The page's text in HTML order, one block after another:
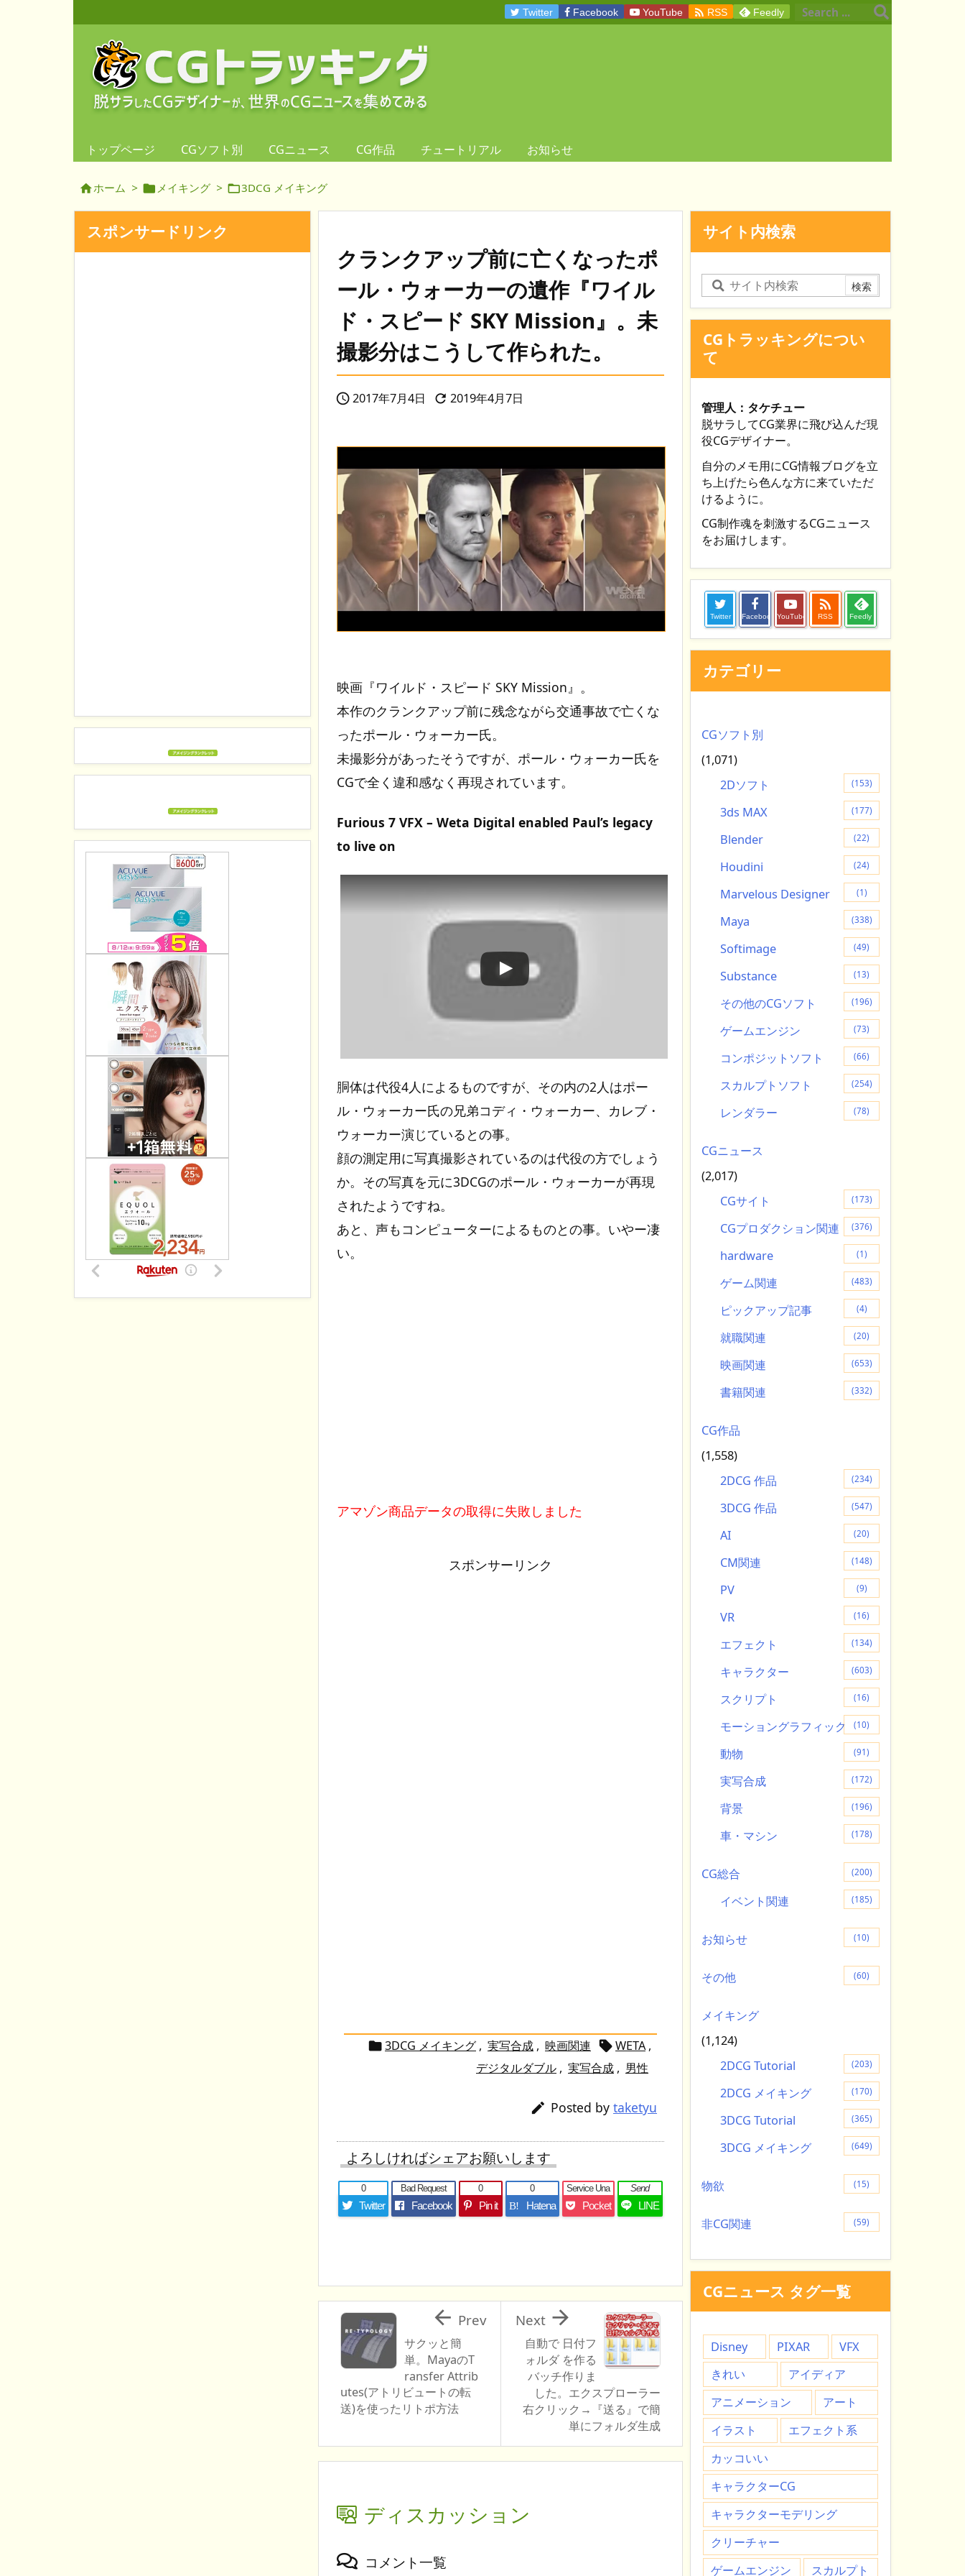
トップページ CGソフト別 CGニュース CG作品 チュートリアル お知らせ
Twitter Facebook YouTube  RSS Feedly
ホーム >  メイキング > 3DCG メイキング
クランクアップ前に亡くなったポ
ール・ウォーカーの遺作『ワイル
ド・スピード SKY Mission』。未
撮影分はこうして作られた。
2017年7月4日  2019年4月7日
映画『ワイルド・スピード SKY Mission』。
本作のクランクアップ前に残念ながら交通事故で亡くな
ったポール・ウォーカー氏。
未撮影分があったそうですが、ポール・ウォーカー氏を
CGで全く違和感なく再現されています。
Furious 7 VFX – Weta Digital enabled Paul’s legacy
to live on
この動画を YouTube で視聴
胴体は代役4人によるものですが、その内の2人はポー
ル・ウォーカー氏の兄弟コディ・ウォーカー、カレブ・
ウォーカー演じているとの事。
顔の測定用に写真撮影されているのは代役の方でしょう
か。その写真を元に3DCGのポール・ウォーカーが再現
されたようですね。
あと、声もコンピューターによるものとの事。いやー凄
い。
アマゾン商品データの取得に失敗しました
スポンサーリンク
3DCG メイキング , 実写合成 , 映画関連 WETA ,
デジタルダブル , 実写合成 , 男性
 Posted by taketyu
よろしければシェアお願いします
Twitter
0
Facebook
Bad Request
Pin it
0
B!
Hatena
0
Pocket
Service Una
LINE
Send
自動で 日付フ
ォルダ を作る
バッチ作りま
した。エクスプローラー
右クリック→『送る』で簡
単にフォルダ生成

Next
サクッと簡
単。MayaのT
ransfer Attrib
utes(アトリビュートの転
送)を使ったリトポ方法
 Prev
ディスカッション
コメント一覧
スポンサードリンク サイト内検索
CGトラッキングについ
て
管理人：タケチュー
脱サラしてCG業界に飛び込んだ現
役CGデザイナー。
自分のメモ用にCG情報ブログを立
ち上げたら色んな方に来ていただ
けるように。
CG制作魂を刺激するCGニュース
をお届けします。
Twitter Facebook YouTube

RSS Feedly
カテゴリー
CGソフト別
(1,071)
2Dソフト
(153)
3ds MAX (177)
Blender (22)
Houdini (24)
Marvelous Designer (1)
Maya (338)
Softimage (49)
Substance (13)
その他のCGソフト (196)
ゲームエンジン (73)
コンポジットソフト (66)
スカルプトソフト (254)
レンダラー (78)
CGニュース
(2,017)
CGサイト
(173)
CGプロダクション関連 (376)
hardware (1)
ゲーム関連 (483)
ピックアップ記事 (4)
就職関連 (20)
映画関連 (653)
書籍関連 (332)
CG作品
(1,558)
2DCG 作品
(234)
3DCG 作品 (547)
AI (20)
CM関連 (148)
PV (9)
VR (16)
エフェクト (134)
キャラクター (603)
スクリプト (16)
モーショングラフィック (10)
動物 (91)
実写合成 (172)
背景 (196)
車・マシン (178)
CG総合 (200)
イベント関連 (185)
お知らせ (10)
その他 (60)
メイキング
(1,124)
2DCG Tutorial
(203)
2DCG メイキング (170)
3DCG Tutorial (365)
3DCG メイキング (649)
物欲 (15)
非CG関連 (59)
CGニュース タグ一覧
Disney PIXAR
VFX
きれい
アイディア
アニメーション
アート
イラスト
エフェクト系
カッコいい
キャラクターCG
キャラクターモデリング
クリーチャー
ゲームエンジン
スカルプト